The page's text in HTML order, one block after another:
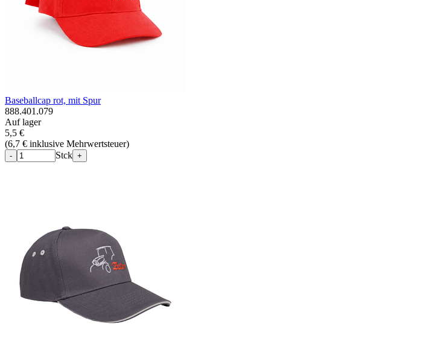
Baseballcap rot, mit Spur
888.401.079
Auf lager
5,5 €
(6,7 € inklusive Mehrwertsteuer)
- Stck +